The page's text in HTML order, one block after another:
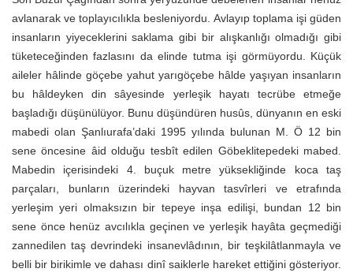
avlanarak ve toplayıcılıkla besleniyordu. Avlayıp toplama işi güden
insanların yiyeceklerini saklama gibi bir alışkanlığı olmadığı gibi
tüketeceğinden fazlasını da elinde tutma işi görmüyordu. Küçük
aileler hâlinde göçebe yahut yarıgöçebe hâlde yaşıyan insanların
bu hâldeyken din sâyesinde yerleşik hayatı tecrübe etmeğe
başladığı düşünülüyor. Bunu düşündüren husûs, dünyanın en eski
mabedi olan Şanlıurafa’daki 1995 yılında bulunan M. Ö 12 bin
sene öncesine âid olduğu tesbît edilen Göbeklitepedeki mabed.
Mabedin içerisindeki 4. buçuk metre yüksekliğinde koca taş
parçaları, bunların üzerindeki hayvan tasvîrleri ve etrafında
yerleşim yeri olmaksızın bir tepeye inşa edilişi, bundan 12 bin
sene önce henüz avcılıkla geçinen ve yerleşik hayâta geçmediği
zannedilen taş devrindeki insanevlâdının, bir teşkilâtlanmayla ve
belli bir birikimle ve dahası dinî saiklerle hareket ettiğini gösteriyor.